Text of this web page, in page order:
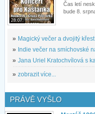
28.07.
Čas letí
bude 8.
» Magický večer a dvojitý křest
» Indie večer na smíchovské
» Jana Uriel Kratochvílová s
» zobrazit více...
PRÁVĚ VYŠLO